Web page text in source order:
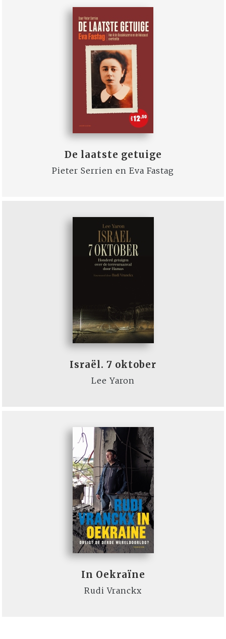
De laatste getuige
Pieter Serrien en Eva Fastag
Israël. 7 oktober
Lee Yaron
In Oekraïne
Rudi Vranckx